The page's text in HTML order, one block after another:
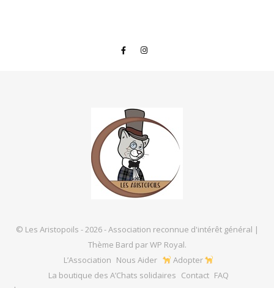
© Les Aristopoils - 2026 - Association reconnue d'intérêt général |
Thème Bard parWP Royal.
L’Association Nous Aider
Adopter
La boutique des A’Chats solidaires Contact FAQ